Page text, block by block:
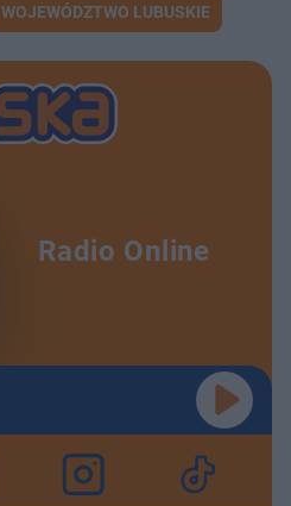
WOJEWÓDZTWO LUBUSKIE
Radio Online